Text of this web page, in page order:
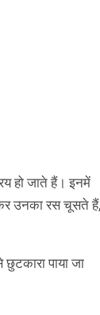
हो जाते हैं। इनमें
उनका रस चूसते हैं,
पाया जा